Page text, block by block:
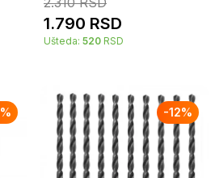
1.790 RSD
Ušteda: 520 RSD
% -12%